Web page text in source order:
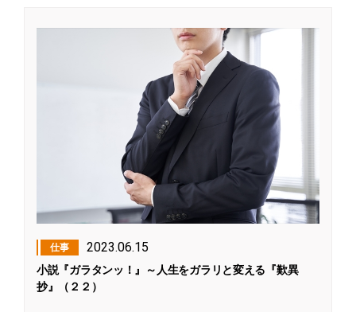
仕事 2023.06.15
小説『ガラタンッ！』～人生をガラリと変える『歎異
抄』（２２）